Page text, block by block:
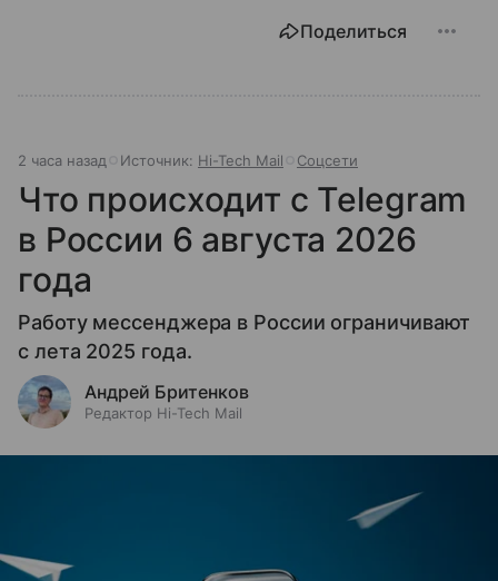
Поделиться
2 часа назад Источник: Hi-Tech Mail Соцсети
Что происходит с Telegram
в России 6 августа 2026
года
Работу мессенджера в России ограничивают
с лета 2025 года.
Андрей Бритенков
Редактор Hi-Tech Mail